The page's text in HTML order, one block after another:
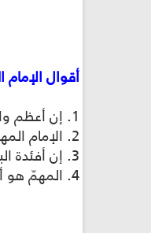
أقوال
1. إن أعظم واجب يتحمّله المنتظرون لإمام الزمان هو الاستعداد من الناحية المعنويّة والأخلاقيّة والعمليّة ومنابذة الجبابرة.
2. الإمام المهدي عجل الله تعالى فرجه الشريف روح ومحور عالم الوجود ووليّ اللَّه الأعظم.
3. إن أفئدة البشريّة تظلُّ تخفق إلى أن يأتي ذلك المنقذ.
4. المهمّ‏ هو أن نستلهم الدروس من ذكرى ولادة الإمام المهدي عجل الله تعالى فرجه الشريف إضافة إلى التعبير عن المحبّة والسرور.